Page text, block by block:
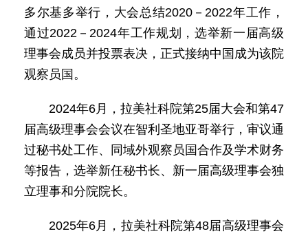
多尔基多举行，大会总结2020－2022年工作，
通过2022－2024年工作规划，选举新一届高级
理事会成员并投票表决，正式接纳中国成为该院
观察员国。
2024年6月，拉美社科院第25届大会和第47
届高级理事会会议在智利圣地亚哥举行，审议通
过秘书处工作、同域外观察员国合作及学术财务
等报告，选举新任秘书长、新一届高级理事会独
立理事和分院院长。
2025年6月，拉美社科院第48届高级理事会